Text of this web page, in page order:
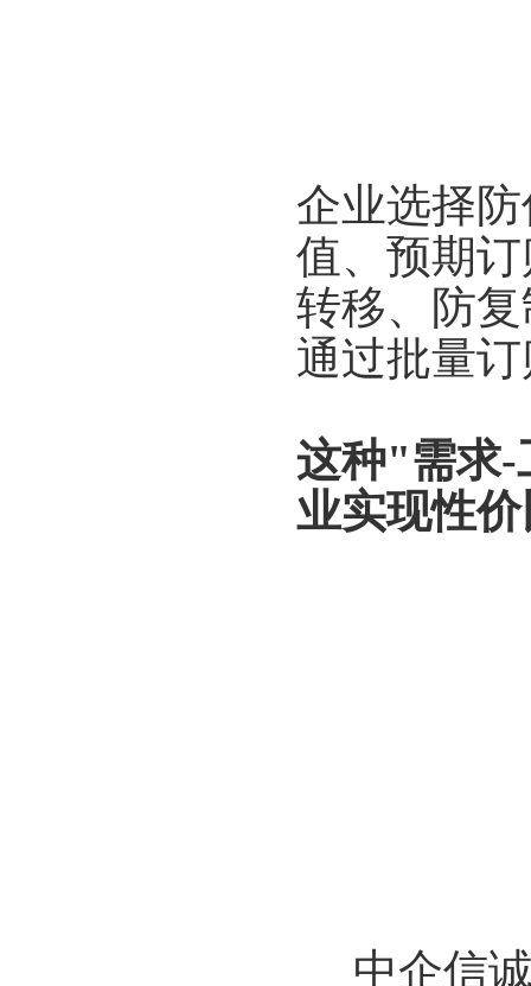
企业选择
值、预期
转移、防
通过批量
这种"需求-
业实现性
中企信